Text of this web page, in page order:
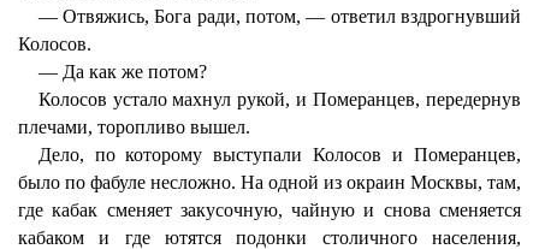
— Отвяжись, Бога ради, потом, — ответил вздрогнувший
Колосов.
— Да как же потом?
Колосов устало махнул рукой, и Померанцев, передернув
плечами, торопливо вышел.
Дело, по которому выступали Колосов и Померанцев,
было по фабуле несложно. На одной из окраин Москвы, там,
где кабак сменяет закусочную, чайную и снова сменяется
кабаком и где ютятся подонки столичного населения,